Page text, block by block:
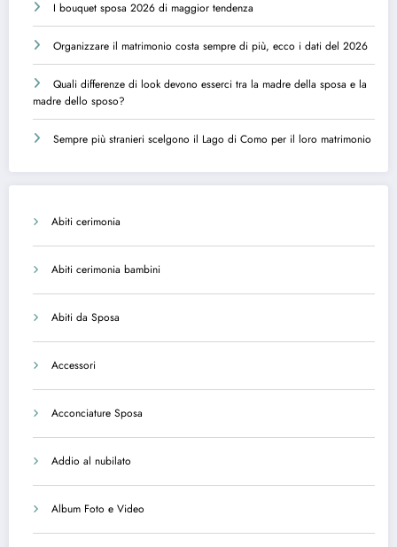
I bouquet sposa 2026 di maggior tendenza
Organizzare il matrimonio costa sempre di più, ecco i dati del 2026
Quali differenze di look devono esserci tra la madre della sposa e la
madre dello sposo?
Sempre più stranieri scelgono il Lago di Como per il loro matrimonio
Abiti cerimonia
Abiti cerimonia bambini
Abiti da Sposa
Accessori
Acconciature Sposa
Addio al nubilato
Album Foto e Video